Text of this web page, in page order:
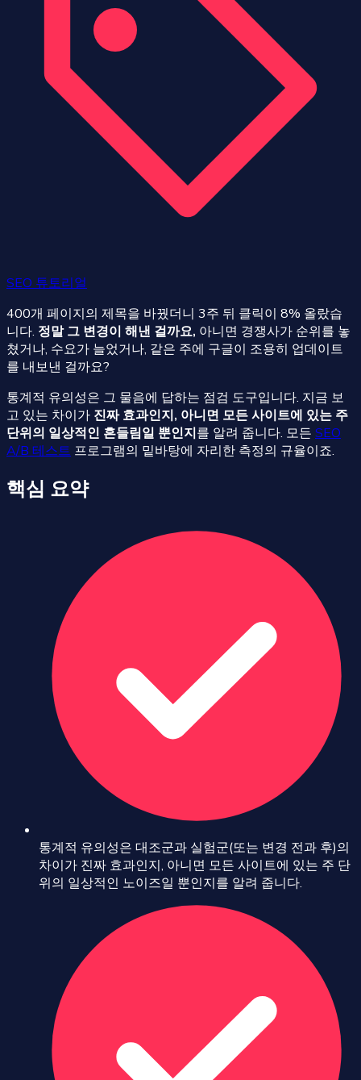
SEO 튜토리얼
400개 페이지의 제목을 바꿨더니 3주 뒤 클릭이 8% 올랐습
니다. 정말 그 변경이 해낸 걸까요, 아니면 경쟁사가 순위를 놓
쳤거나, 수요가 늘었거나, 같은 주에 구글이 조용히 업데이트
를 내보낸 걸까요?
통계적 유의성은 그 물음에 답하는 점검 도구입니다. 지금 보
고 있는 차이가 진짜 효과인지, 아니면 모든 사이트에 있는 주
단위의 일상적인 흔들림일 뿐인지를 알려 줍니다. 모든 SEO
A/B 테스트 프로그램의 밑바탕에 자리한 측정의 규율이죠.
핵심 요약
통계적 유의성은 대조군과 실험군(또는 변경 전과 후)의
차이가 진짜 효과인지, 아니면 모든 사이트에 있는 주 단
위의 일상적인 노이즈일 뿐인지를 알려 줍니다.